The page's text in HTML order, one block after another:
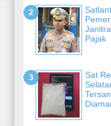
Pajak
Sat